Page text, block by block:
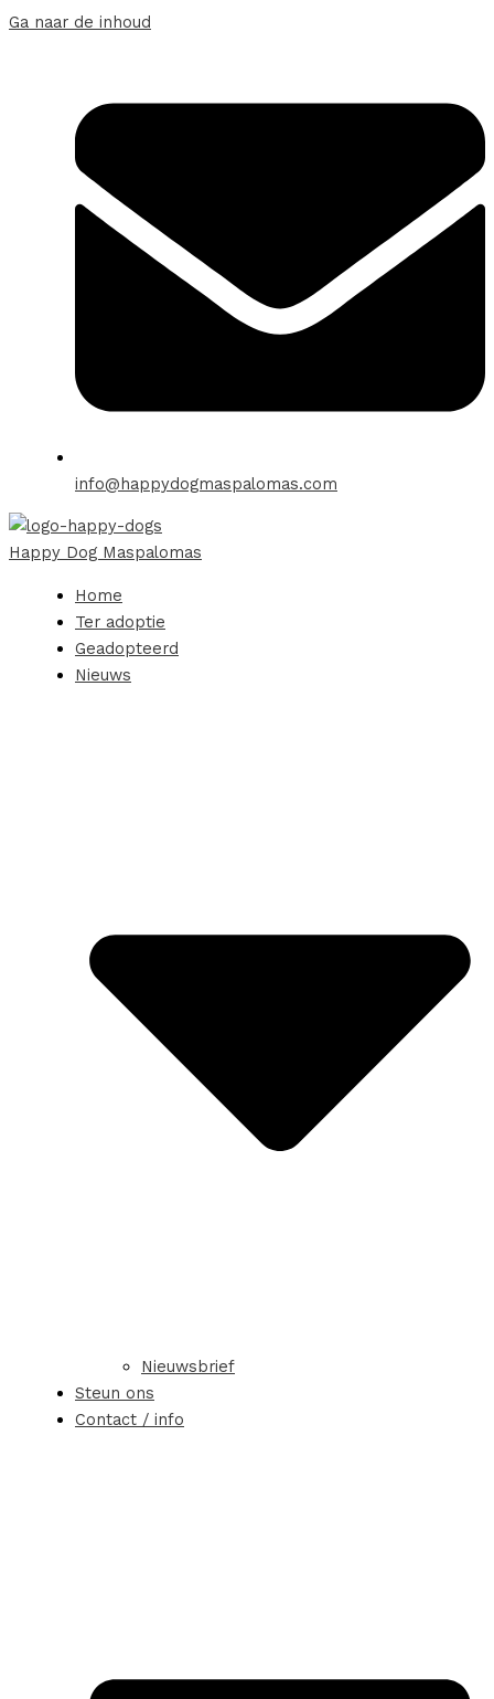
Ga naar de inhoud
info@happydogmaspalomas.com
Happy Dog Maspalomas
Home
Ter adoptie
Geadopteerd
Nieuws
Nieuwsbrief
Steun ons
Contact / info